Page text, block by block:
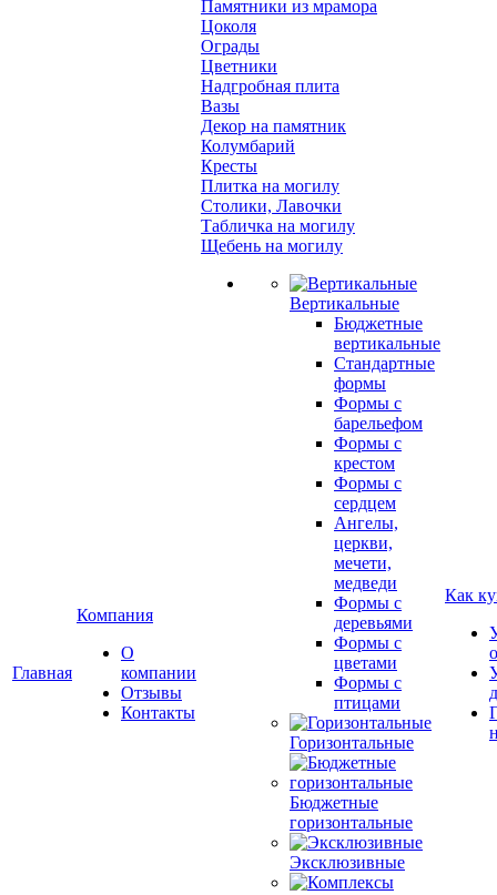
Главная
Компания
О
компании
Отзывы
Контакты
Памятники из мрамора
Цоколя
Ограды
Цветники
Надгробная плита
Вазы
Декор на памятник
Колумбарий
Кресты
Плитка на могилу
Столики, Лавочки
Табличка на могилу
Щебень на могилу
Вертикальные
Бюджетные
вертикальные
Стандартные
формы
Формы с
барельефом
Формы с
крестом
Формы с
сердцем
Ангелы,
церкви,
мечети,
медведи
Формы с
деревьями
Формы с
цветами
Формы с
птицами
Горизонтальные
Бюджетные
горизонтальные
Эксклюзивные
Как